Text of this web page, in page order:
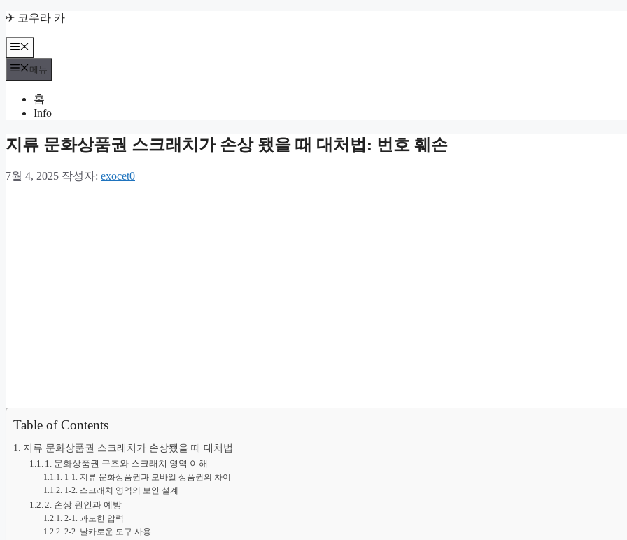
컨
츠
로
✈ 코우라 카
메
뉴
메뉴
홈
Info
지류 문화상품권 스크래치가 손상 됐을 때 대처법: 번호 훼손
7월 4, 2025 작성자: exocet0
Table of Contents
지류 문화상품권 스크래치가 손상됐을 때 대처법
1. 문화상품권 구조와 스크래치 영역 이해
1-1. 지류 문화상품권과 모바일 상품권의 차이
1-2. 스크래치 영역의 보안 설계
2. 손상 원인과 예방
2-1. 과도한 압력
2-2. 날카로운 도구 사용